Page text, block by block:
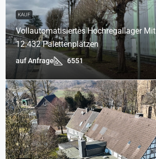
KAUF
Vollautomatisiertes Hochregallager Mit
12.432 Palettenplätzen
auf Anfrage 6551